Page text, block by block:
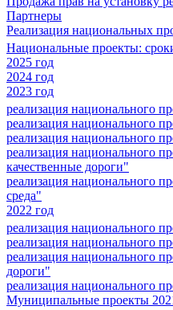
Партнеры
Реализация национальных
Национальные проекты:
2025 год
2024 год
2023 год
реализация национального
реализация национального
реализация национального
реализация национального
качественные дороги"
реализация национального
среда"
2022 год
реализация национального
реализация национального
реализация национального
дороги"
реализация национального
Муниципальные проекты